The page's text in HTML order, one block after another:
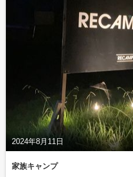
2024年8月11日
家族キャンプ